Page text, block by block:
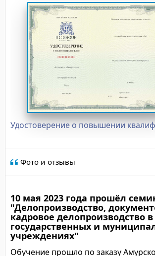
Удостоверение о повышении
Фото и отзывы
10 мая 2023 года прошёл
"Делопроизводство,
кадровое делопроизводство в
государственных и
учреждениях"
Обучение прошло по заказу